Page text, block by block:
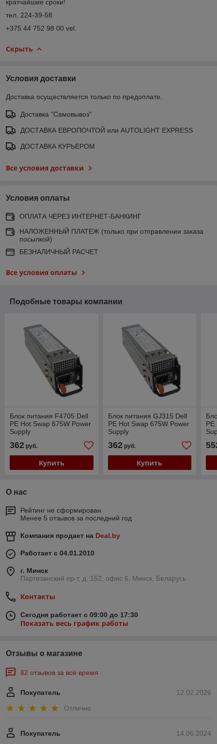
кратчайшие сроки!
тел. 224-39-58
+375 44 752 98 00 vel.
Скрыть
Условия доставки
Доставка осуществляется только по предоплате.
Доставка "Самовывоз"
ДОСТАВКА ЕВРОПОЧТОЙ или AUTOLIGHT EXPRESS
ДОСТАВКА КУРЬЕРОМ
Все условия доставки
Условия оплаты
ОПЛАТА ЧЕРЕЗ ИНТЕРНЕТ-БАНКИНГ
НАЛОЖЕННЫЙ ПЛАТЕЖ (только при отправлении заказа
посылкой)
БЕЗНАЛИЧНЫЙ РАСЧЕТ
Все условия оплаты
Подобные товары компании
Блок питания F4705 Dell
PE Hot Swap 675W Power
Supply
362 руб.
Купить
Блок питания GJ315 Dell
PE Hot Swap 675W Power
Supply
362руб.
Купить
PE
О нас
Рейтинг не сформирован
Менее 5 отзывов за последний год
Компания продает на Deal.by
Работает с 04.01.2010
г. Минск
Партизанский пр-т, д. 152, офис 6, Минск, Беларусь
Контакты
Сегодня работает с 09:00 до 17:30
Показать весь график работы
Отзывы о магазине
82 отзывов за всё время
12.02.2026
Покупатель
Отлично
14.06.2024
Покупатель